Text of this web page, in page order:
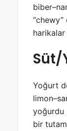
harikalar
Süt/
Yoğurt
yoğurdu
bir